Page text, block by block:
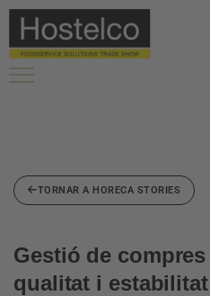
TORNAR A HORECA STORIES
Gestió de
qualitat i